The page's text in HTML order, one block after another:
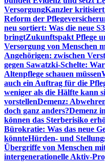
VersorgungKanzler
Reform der
neu sortiert: Was die neue
bringtZukunftspakt Pflege
Versorgung von Menschen
Angehörigen: zwischen
gegen Sawatzki-Schelte:
Altenpflege schauen müssen
auch ein Auftrag für die
weniger als die Hälfte kann
vorstellenDemenz:
doch ganz anders?Demenz
können das Sterberisiko
Bürokratie: Was das neue
könnteHürden- und
Übergriffe von Menschen
intergenerationelle Aktiv-